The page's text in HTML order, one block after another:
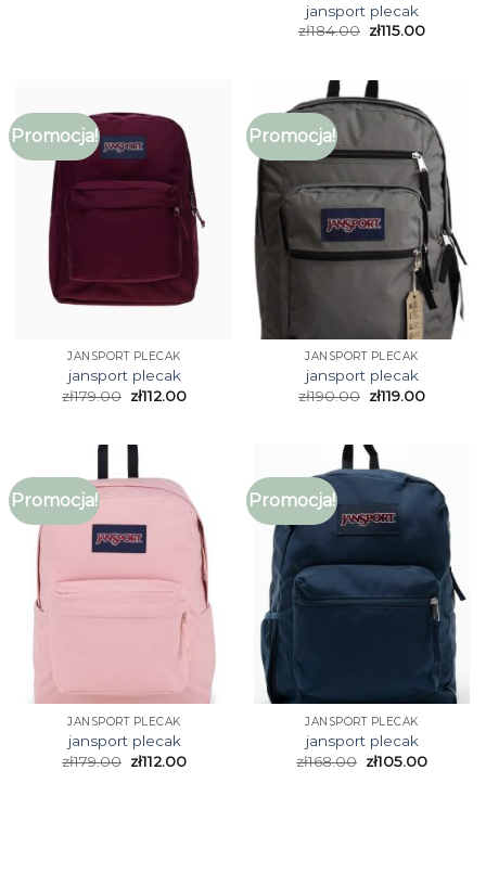
jansport plecak
zł184.00 zł115.00
Promocja!
JANSPORT PLECAK
jansport plecak
zł179.00 zł112.00
Promocja!
JANSPORT PLECAK
jansport plecak
zł190.00 zł119.00
Promocja!
JANSPORT PLECAK
jansport plecak
zł179.00 zł112.00
Promocja!
JANSPORT PLECAK
jansport plecak
zł168.00 zł105.00